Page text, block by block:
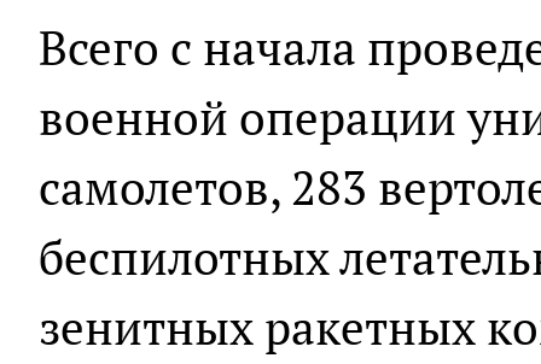
Всего с начала
военной операции
самолетов, 283
беспилотных
зенитных ракетных